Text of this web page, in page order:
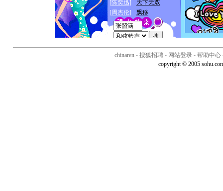
chinaren - 搜狐招聘 - 网站登录 - 帮助中心
copyright © 2005